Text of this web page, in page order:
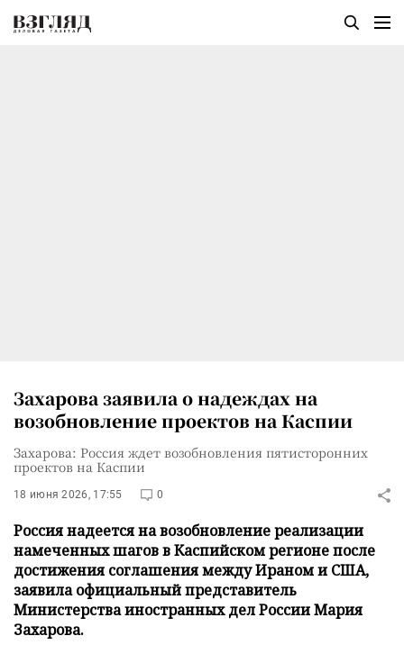
Захарова заявила о надеждах на
возобновление проектов на Каспии
Захарова: Россия ждет возобновления пятисторонних
проектов на Каспии
18 июня 2026, 17:55 0
Россия надеется на возобновление реализации
намеченных шагов в Каспийском регионе после
достижения соглашения между Ираном и США,
заявила официальный представитель
Министерства иностранных дел России Мария
Захарова.